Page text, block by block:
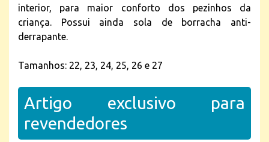
interior, para maior conforto dos pezinhos da
criança. Possui ainda sola de borracha anti-
derrapante.
Tamanhos: 22, 23, 24, 25, 26 e 27
Artigo exclusivo para
revendedores